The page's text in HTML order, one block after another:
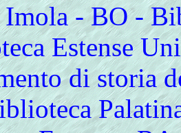
Imola - BO -
Estense
di storia